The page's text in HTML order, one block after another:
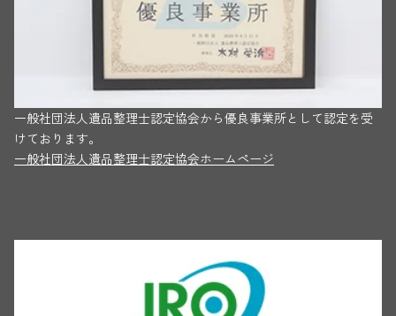
一般社団法人遺品整理士認定協会から優良事業所として認定を受
けております。
一般社団法人遺品整理士認定協会ホームページ